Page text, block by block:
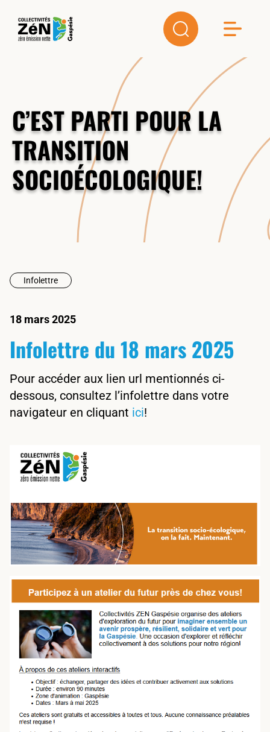
C’EST PARTI POUR LA
TRANSITION
SOCIOÉCOLOGIQUE!
Infolettre
18 mars 2025
Infolettre du 18 mars 2025
Pour accéder aux lien url mentionnés ci-
dessous, consultez l’infolettre dans votre
navigateur en cliquant ici!